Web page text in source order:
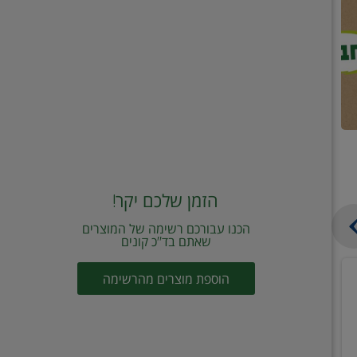
הזמן שלכם יקר!
הכנו עבורכם רשימה של המוצרים
שאתם בד"כ קונים
הוספת מוצרים מהרשימה